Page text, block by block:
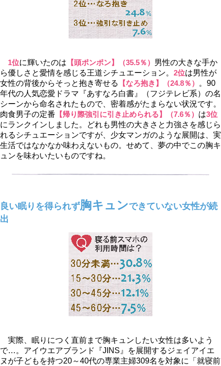
1位に輝いたのは 【頭ポンポン】（35.5％） 男性の大きな手か
ら優しさと愛情を感じる王道シチュエーション。 2位は男性が
女性の背後からそっと抱き寄せる
【なろ抱き】（24.8％）
。90
年代の人気恋愛ドラマ『あすなろ白書』（フジテレビ系）の名
シーンから命名されたもので、密着感がたまらない状況です。
肉食男子の定番 【帰り際強引に引き止められる】（7.6％） は3位
にランクインしました。どれも男性の大きさと力強さを感じら
れるシチュエーションですが、少女マンガのような展開は、実
生活ではなかなか味わえないもの。せめて、夢の中でこの胸キ
ュンを味わいたいものですね。
良い眠りを得られず胸キュンできていない女性が続
出
実際、眠りにつく直前まで胸キュンしたい女性は多いよう
で…。アイウエアブランド『JINS』を展開するジェイアイエ
ヌが子どもを持つ20～40代の専業主婦309名を対象に「就寝前